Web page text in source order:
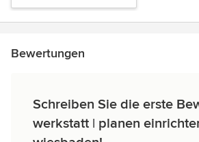
Bewertungen
Schreiben Sie die erste
werkstatt | planen